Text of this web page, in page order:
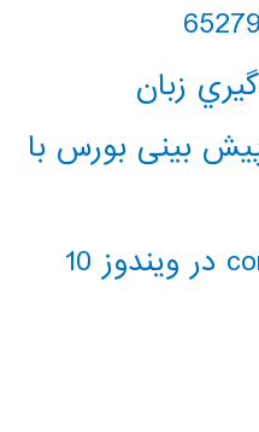
زبان
بینی بورس با